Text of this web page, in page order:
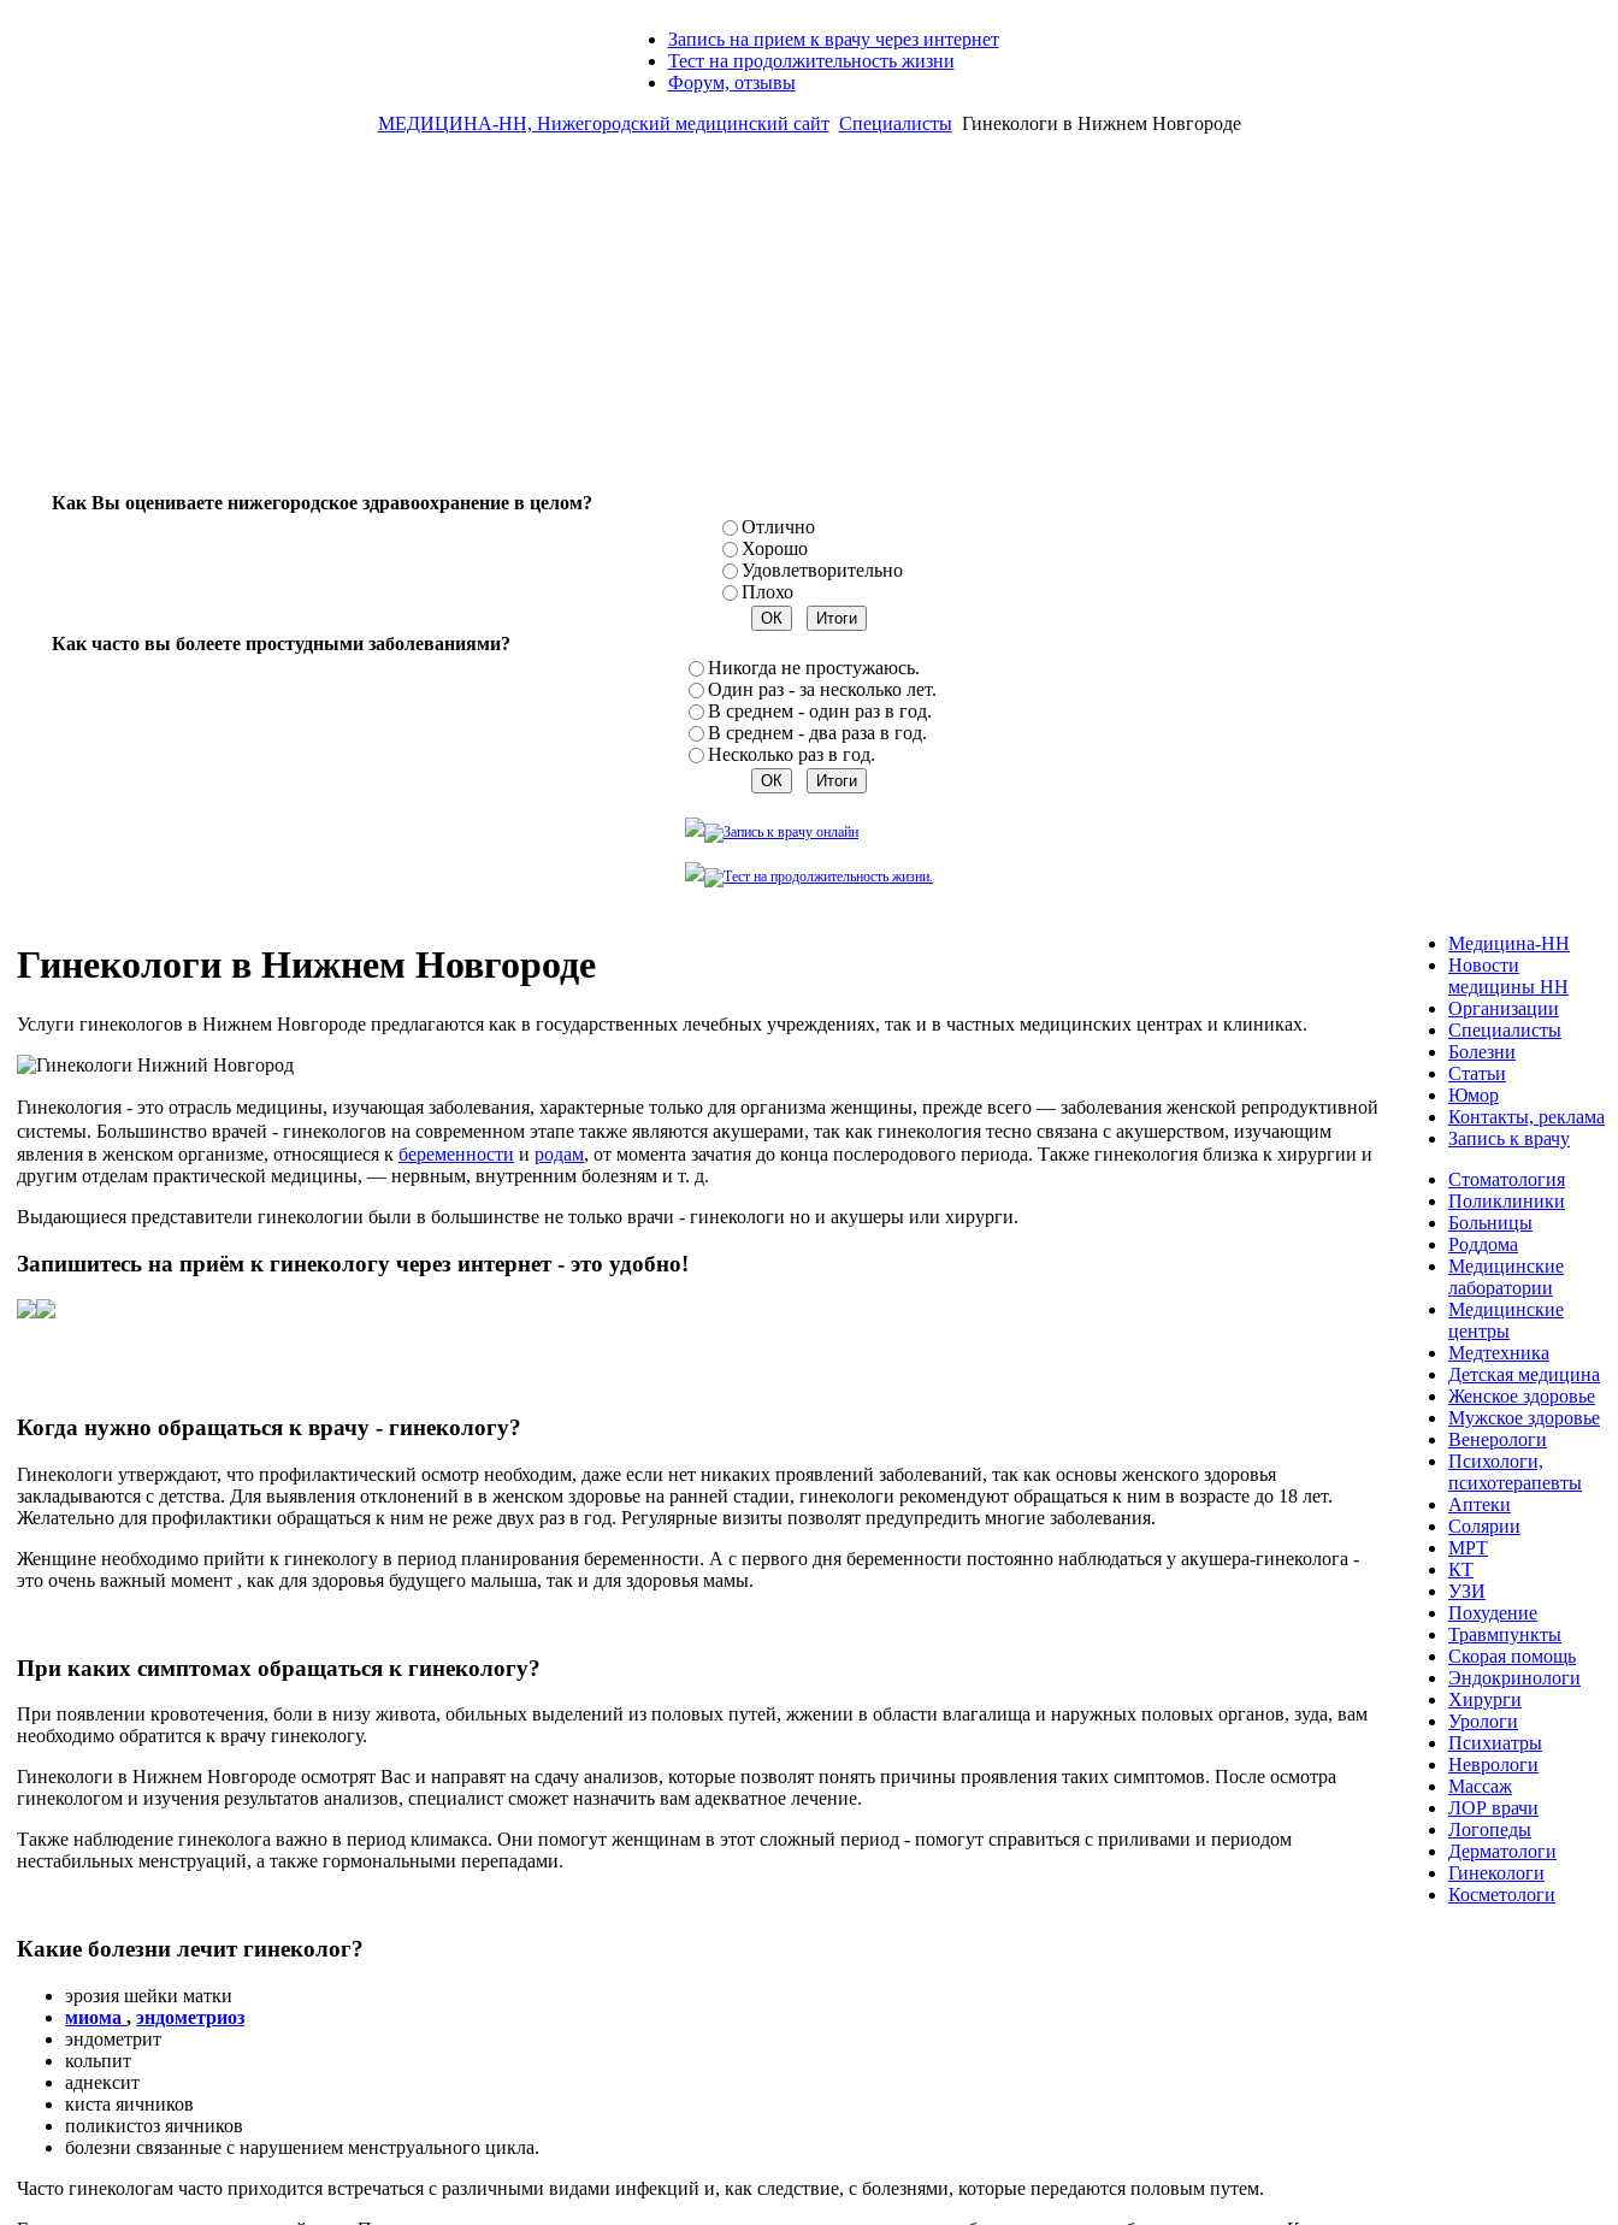
Запись на прием к врачу через интернет
Тест на продолжительность жизни
Форум, отзывы
МЕДИЦИНА-НН, Нижегородский медицинский сайт Специалисты Гинекологи в Нижнем Новгороде
Как Вы оцениваете нижегородское здравоохранение в целом?
Отлично
Хорошо
Удовлетворительно
Плохо
Как часто вы болеете простудными заболеваниями?
Никогда не простужаюсь.
Один раз - за несколько лет.
В среднем - один раз в год.
В среднем - два раза в год.
Несколько раз в год.
Гинекологи в Нижнем Новгороде
Услуги гинекологов в Нижнем Новгороде предлагаются как в государственных лечебных учреждениях, так и в частных медицинских центрах и клиниках.
Гинекология - это отрасль медицины, изучающая заболевания, характерные только для организма женщины, прежде всего — заболевания женской репродуктивной
системы. Большинство врачей - гинекологов на современном этапе также являются акушерами, так как гинекология тесно связана с акушерством, изучающим
явления в женском организме, относящиеся к беременности и родам, от момента зачатия до конца послеродового периода. Также гинекология близка к хирургии и
другим отделам практической медицины, — нервным, внутренним болезням и т. д.
Выдающиеся представители гинекологии были в большинстве не только врачи - гинекологи но и акушеры или хирурги.
Запишитесь на приём к гинекологу через интернет - это удобно!
Когда нужно обращаться к врачу - гинекологу?
Гинекологи утверждают, что профилактический осмотр необходим, даже если нет никаких проявлений заболеваний, так как основы женского здоровья
закладываются с детства. Для выявления отклонений в в женском здоровье на ранней стадии, гинекологи рекомендуют обращаться к ним в возрасте до 18 лет.
Желательно для профилактики обращаться к ним не реже двух раз в год. Регулярные визиты позволят предупредить многие заболевания.
Женщине необходимо прийти к гинекологу в период планирования беременности. А с первого дня беременности постоянно наблюдаться у акушера-гинеколога -
это очень важный момент , как для здоровья будущего малыша, так и для здоровья мамы.
При каких симптомах обращаться к гинекологу?
При появлении кровотечения, боли в низу живота, обильных выделений из половых путей, жжении в области влагалища и наружных половых органов, зуда, вам
необходимо обратится к врачу гинекологу.
Гинекологи в Нижнем Новгороде осмотрят Вас и направят на сдачу анализов, которые позволят понять причины проявления таких симптомов. После осмотра
гинекологом и изучения результатов анализов, специалист сможет назначить вам адекватное лечение.
Также наблюдение гинеколога важно в период климакса. Они помогут женщинам в этот сложный период - помогут справиться с приливами и периодом
нестабильных менструаций, а также гормональными перепадами.
Какие болезни лечит гинеколог?
эрозия шейки матки
миома , эндометриоз
эндометрит
кольпит
аднексит
киста яичников
поликистоз яичников
болезни связанные с нарушением менструального цикла.
Часто гинекологам часто приходится встречаться с различными видами инфекций и, как следствие, с болезнями, которые передаются половым путем.
Медицина-НН
Новости
медицины НН
Организации
Специалисты
Болезни
Статьи
Юмор
Контакты, реклама
Запись к врачу
Стоматология
Поликлиники
Больницы
Роддома
Медицинские
лаборатории
Медицинские
центры
Медтехника
Детская медицина
Женское здоровье
Мужское здоровье
Венерологи
Психологи,
психотерапевты
Аптеки
Солярии
МРТ
КТ
УЗИ
Похудение
Травмпункты
Скорая помощь
Эндокринологи
Хирурги
Урологи
Психиатры
Неврологи
Массаж
ЛОР врачи
Логопеды
Дерматологи
Гинекологи
Косметологи